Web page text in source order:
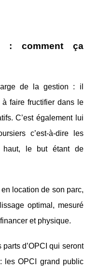
: comment ça
de la gestion : il
à faire fructifier dans le
C’est également lui
c’est-à-dire les
haut, le but étant de
location de son parc,
optimal, mesuré
et physique.
parts d’OPCI qui seront
les OPCI grand public